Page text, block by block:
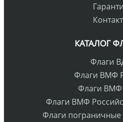
КАТАЛОГ
Флаги
Флаги ВМФ
Флаги
Флаги ВМФ
Флаги пограничные